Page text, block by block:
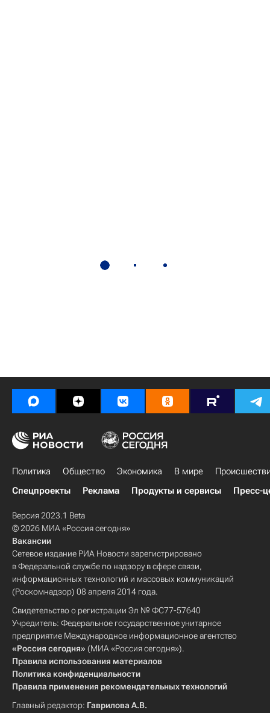
Политика Общество Экономика В мире
Спецпроекты
Реклама Продукты и сервисы Пресс-
Версия 2023.1 Beta
© 2026 МИА «Россия сегодня»
Вакансии
Сетевое издание РИА Новости зарегистрировано
в Федеральной службе по надзору в сфере связи,
информационных технологий и массовых коммуникаций
(Роскомнадзор) 08 апреля 2014 года.
Свидетельство о регистрации Эл № ФС77-57640
Учредитель: Федеральное государственное унитарное
предприятие Международное информационное агентство
«Россия сегодня» (МИА «Россия сегодня»).
Правила использования материалов
Политика конфиденциальности
Правила применения рекомендательных технологий
Главный редактор: Гаврилова А.В.